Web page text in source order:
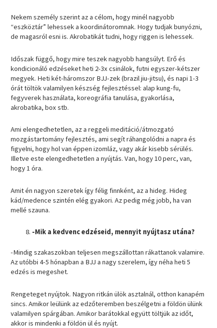
Nekem személy szerint az a célom, hogy minél nagyobb
“eszköztár” lehessek a koordinátoromnak. Hogy tudjak bunyózni,
de magasról esni is. Akrobatikát tudni, hogy riggen is lehessek.
Időszak függő, hogy mire teszek nagyobb hangsúlyt. Erő és
kondicionáló edzéseket heti 2-3x csinálok, futni egyszer-kétszer
megyek. Heti két-háromszor BJJ-zek (brazil jiu-jitsu), és napi 1-3
órát töltök valamilyen készség fejlesztéssel: alap kung-fu,
fegyverek használata, koreográfia tanulása, gyakorlása,
akrobatika, box stb.
Ami elengedhetetlen, az a reggeli meditáció/átmozgató
mozgástartomány fejlesztés, ami segít ráhangolódni a napra és
figyelni, hogy hol van éppen izomláz, vagy akár kisebb sérülés.
Illetve este elengedhetetlen a nyújtás. Van, hogy 10 perc, van,
hogy 1 óra.
Amit én nagyon szeretek így félig finnként, az a hideg. Hideg
kád/medence szintén elég gyakori. Az pedig még jobb, ha van
mellé szauna.
-Mik a kedvenc edzéseid, mennyit nyújtasz utána?
-Mindig szakaszokban teljesen megszállottan rákattanok valamire.
Az utóbbi 4-5 hónapban a BJJ a nagy szerelem, így néha heti 5
edzés is megeshet.
Rengeteget nyújtok. Nagyon ritkán ülök asztalnál, otthon kanapém
sincs. Amikor leülünk az edzőteremben beszélgetni a földön ülünk
valamilyen spárgában. Amikor barátokkal együtt töltjük az időt,
akkor is mindenki a földön ül és nyújt.